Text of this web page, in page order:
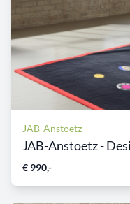
JAB-Anstoetz
JAB-Anstoetz -
€ 990,-